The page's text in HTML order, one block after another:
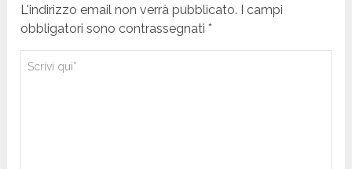
L'indirizzo email non verrà pubblicato. I campi
obbligatori sono contrassegnati *